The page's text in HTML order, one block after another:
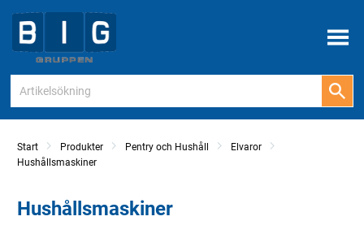
Meny
Start Produkter Pentry och Hushåll
Elvaror
Hushållsmaskiner
Hushållsmaskiner